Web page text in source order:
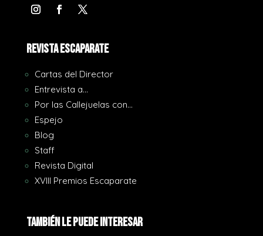
REVISTA ESCAPARATE
Cartas del Director
Entrevista a…
Por las Callejuelas con…
Espejo
Blog
Staff
Revista Digital
XVIII Premios Escaparate
También le puede interesar